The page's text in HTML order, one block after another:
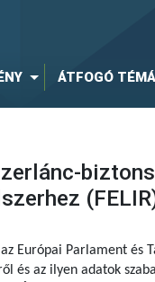
ÁTFOGÓ
Európai Parlament és
és az ilyen adatok